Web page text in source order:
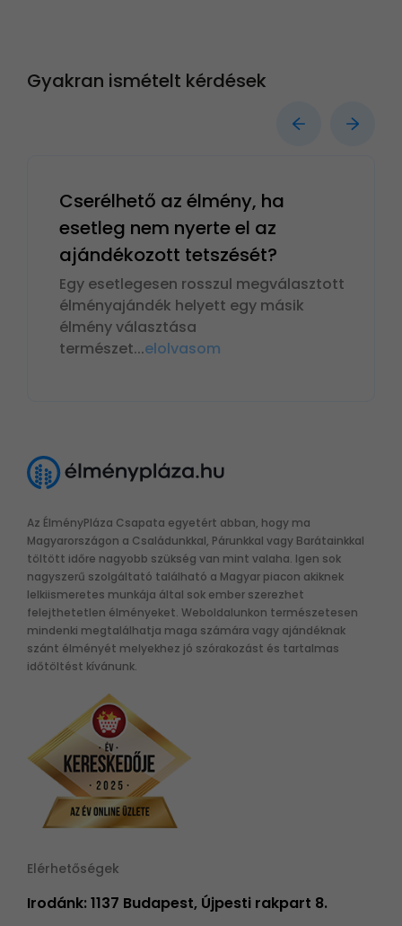
Gyakran ismételt kérdések
Cserélhető az élmény, ha
esetleg nem nyerte el az
ajándékozott tetszését?
Egy esetlegesen rosszul megválasztott
élményajándék helyett egy másik
élmény választása
természet...elolvasom
Az ÉlményPláza Csapata egyetért abban, hogy ma
Magyarországon a Családunkkal, Párunkkal vagy Barátainkkal
töltött időre nagyobb szükség van mint valaha. Igen sok
nagyszerű szolgáltató található a Magyar piacon akiknek
lelkiismeretes munkája által sok ember szerezhet
felejthetetlen élményeket. Weboldalunkon természetesen
mindenki megtalálhatja maga számára vagy ajándéknak
szánt élményét melyekhez jó szórakozást és tartalmas
időtöltést kívánunk.
Elérhetőségek
Irodánk: 1137 Budapest, Újpesti rakpart 8.